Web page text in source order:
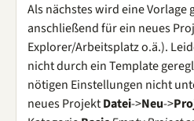
Als nächstes wird eine Vorlage
anschließend für ein neues
Explorer/Arbeitsplatz o.ä.).
nicht durch ein Template
nötigen Einstellungen nicht
neues ProjektDatei->Neu->